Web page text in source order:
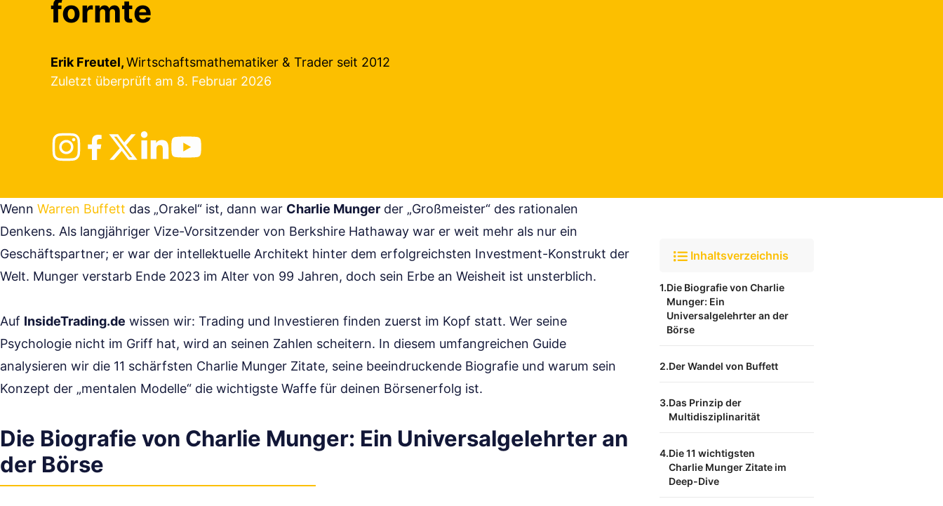
formte
Erik Freutel,Wirtschaftsmathematiker & Trader seit 2012
Zuletzt überprüft am 8. Februar 2026
Wenn Warren Buffett das „Orakel“ ist, dann war Charlie Munger der „Großmeister“ des rationalen
Denkens. Als langjähriger Vize-Vorsitzender von Berkshire Hathaway war er weit mehr als nur ein
Geschäftspartner; er war der intellektuelle Architekt hinter dem erfolgreichsten Investment-Konstrukt der
Welt. Munger verstarb Ende 2023 im Alter von 99 Jahren, doch sein Erbe an Weisheit ist unsterblich.
Auf InsideTrading.de wissen wir: Trading und Investieren finden zuerst im Kopf statt. Wer seine
Psychologie nicht im Griff hat, wird an seinen Zahlen scheitern. In diesem umfangreichen Guide
analysieren wir die 11 schärfsten Charlie Munger Zitate, seine beeindruckende Biografie und warum sein
Konzept der „mentalen Modelle“ die wichtigste Waffe für deinen Börsenerfolg ist.
Die Biografie von Charlie Munger: Ein Universalgelehrter an
der Börse
Inhaltsverzeichnis
Die Biografie von Charlie
Munger: Ein
Universalgelehrter an der
Börse
Der Wandel von Buffett
Das Prinzip der
Multidisziplinarität
Die 11 wichtigsten
Charlie Munger Zitate im
Deep-Dive